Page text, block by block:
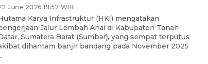
June 2026 19:57 WIB
Karya Infrastruktur (HKI) mengatakan
Jalur Lembah Anai di Kabupaten Tanah
Sumatera Barat (Sumbar), yang sempat terputus
dihantam banjir bandang pada November 2025